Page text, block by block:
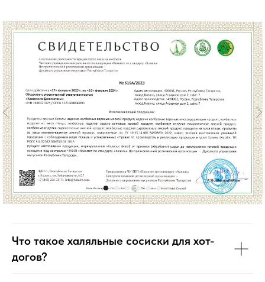
Что такое халяльные сосиски для хот-
догов?